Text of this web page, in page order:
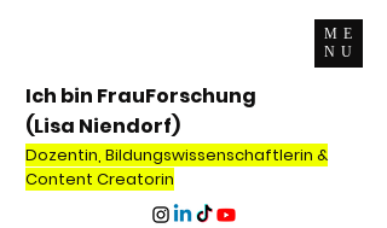
ME
NU
Ich bin FrauForschung
(Lisa Niendorf)
Dozentin, Bildungswissenschaftlerin &
Content Creatorin